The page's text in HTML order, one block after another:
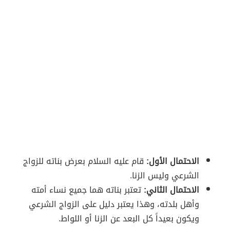
الاحتمال الأول: قام عليه السلام بعرض بناته للزواج
الشرعي وليس الزنا.
الاحتمال الثاني:تعتبر بناته هما جميع نساء أمته
وأهل بلدته، وهذا يعتبر دليل على الزواج الشرعي
ويكون بعيداً كل البعد عن الزنا أو اللواط.